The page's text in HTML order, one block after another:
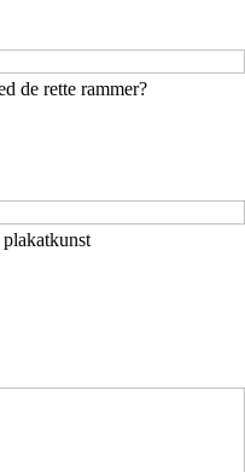
de rette rammer?